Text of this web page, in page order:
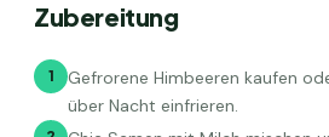
Zubereitung
1
Gefrorene Himbeeren kaufen
über Nacht einfrieren.